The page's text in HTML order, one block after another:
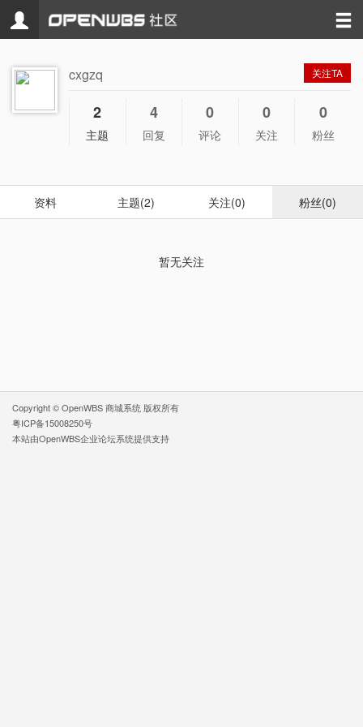
cxgzq 关注TA
2
主题
4
回复
0
评论
0
关注
0
粉丝
资料 主题(2) 关注(0) 粉丝(0)
暂无关注
Copyright ©OpenWBS 商城系统 版权所有
粤ICP备15008250号
本站由OpenWBS企业论坛系统提供支持